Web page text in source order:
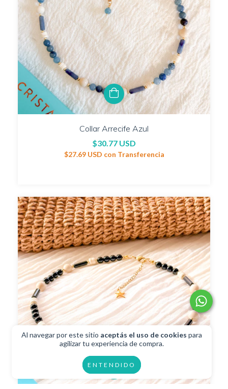
Al navegar por este sitio aceptás el uso de cookies para
agilizar tu experiencia de compra.
ENTENDIDO
Collar Arrecife Azul
$30.77 USD
$27.69 USD con Transferencia